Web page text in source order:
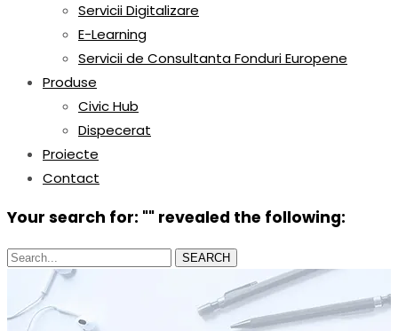
Servicii Digitalizare
E-Learning
Servicii de Consultanta Fonduri Europene
Produse
Civic Hub
Dispecerat
Proiecte
Contact
Your search for: "" revealed the following:
Search... SEARCH